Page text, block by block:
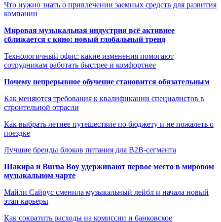
Что нужно знать о привлечении заемных средств для развития
компании
Мировая музыкальная индустрия всё активнее
сближается с кино: новый глобальный тренд
Технологичный офис: какие изменения помогают
сотрудникам работать быстрее и комфортнее
Почему непрерывное обучение становится обязательным
Как меняются требования к квалификации специалистов в
строительной отрасли
Как выбрать летнее путешествие по бюджету и не пожалеть о
поездке
Лучшие бренды блоков питания для B2B-сегмента
Шакира и Burna Boy удерживают первое место в мировом
музыкальном чарте
Майли Сайрус сменила музыкальный лейбл и начала новый
этап карьеры
Как сократить расходы на комиссии и банковское